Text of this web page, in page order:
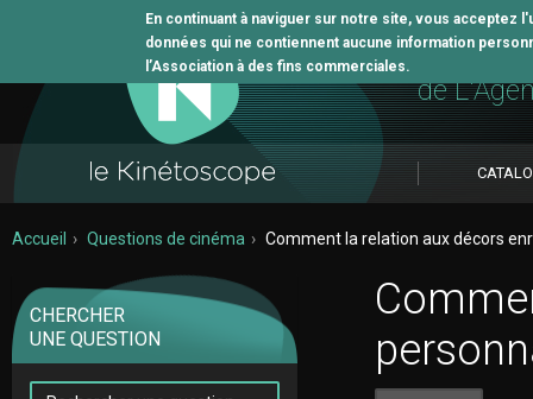
En continuant à naviguer sur notre site, vous
données qui ne contiennent aucune information
l’Association à des fins commerciales. L'outil
de
Accueil Questions de cinéma Comment la relation aux décors
CHERCHER
UNE QUESTION